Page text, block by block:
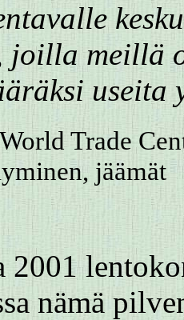
joilla meillä
useita
World Trade
jäämät
2001
nämä